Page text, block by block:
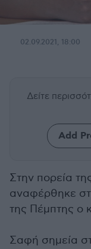
02.09.2021, 18:00
Δείτε
Add
Στην πορεία
αναφέρθηκε
της Πέμπτης ο
Σαφή σημεία